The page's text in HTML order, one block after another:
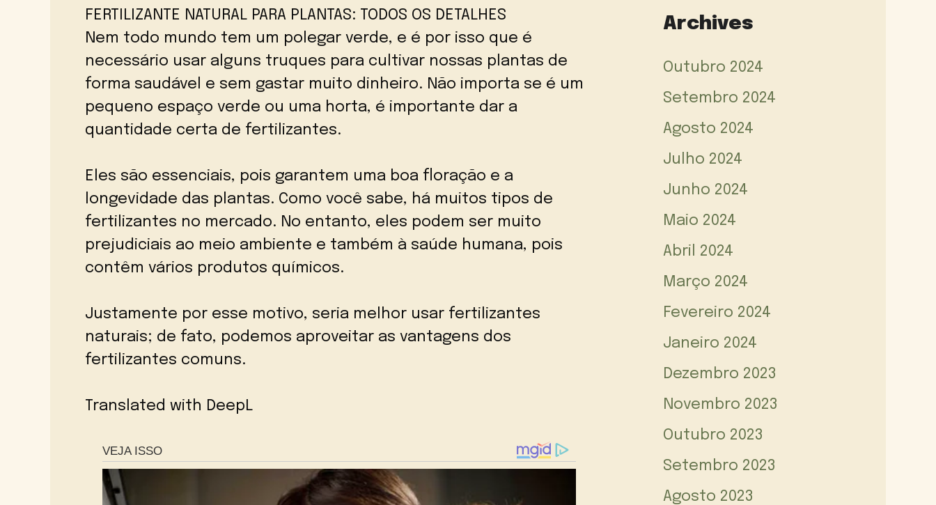
FERTILIZANTE NATURAL PARA PLANTAS: TODOS OS DETALHES
Nem todo mundo tem um polegar verde, e é por isso que é
necessário usar alguns truques para cultivar nossas plantas de
forma saudável e sem gastar muito dinheiro. Não importa se é um
pequeno espaço verde ou uma horta, é importante dar a
quantidade certa de fertilizantes.
Eles são essenciais, pois garantem uma boa floração e a
longevidade das plantas. Como você sabe, há muitos tipos de
fertilizantes no mercado. No entanto, eles podem ser muito
prejudiciais ao meio ambiente e também à saúde humana, pois
contêm vários produtos químicos.
Justamente por esse motivo, seria melhor usar fertilizantes
naturais; de fato, podemos aproveitar as vantagens dos
fertilizantes comuns.
Translated with DeepL
Archives
Outubro 2024
Setembro 2024
Agosto 2024
Julho 2024
Junho 2024
Maio 2024
Abril 2024
Março 2024
Fevereiro 2024
Janeiro 2024
Dezembro 2023
Novembro 2023
Outubro 2023
Setembro 2023
Agosto 2023